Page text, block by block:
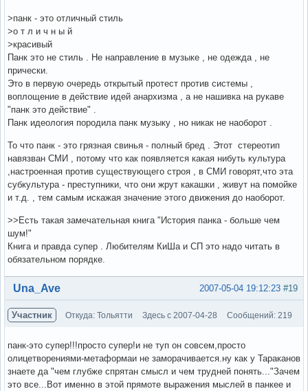
>панк - это отличный стиль
>о т л и ч н ы й
>красивый
Панк это не стиль . Не направление в музыке , не одежда , не
прически.
Это в первую очередь открытый протест против системы ,
воплощение в действие идей анархизма , а не нашивка на рукаве
"панк это действие" .
Панк идеология породила панк музыку , но никак не наоборот .
То что панк - это грязная свинья - полный бред . Этот стереотип
навязван СМИ , потому что как появляется какая нибуть культура
,настроенная против существующего строя , в СМИ говорят,что эта
субкультура - преступники, что они жрут какашки , живут на помойке
и т.д. , тем самым искажая значение этого движения до наоборот.
>>Есть такая замечательная книга "История панка - больше чем
шум!"
Книга и правда супер . Любителям КиШа и СП это надо читать в
обязательном порядке.
Вне форума #19
2007-05-04 19:12:23
Una_Ave
Участник Откуда: Тольятти Здесь с 2007-04-28 Сообщений: 219
панк-это супер!!!просто супер!и не туп он совсем,просто
олицетворениями-метаформаи не заморачивается.ну как у Тараканов
знаете да "чем глубже спрятан смысл и чем трудней понять..."Зачем
это все...Вот именно в этой прямоте выражения мыслей в панкее и